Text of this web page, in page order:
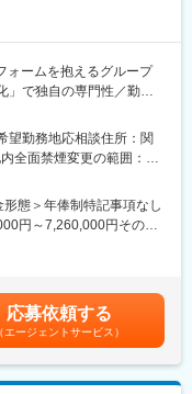
定あり）
指定業者）
重要です。1人のプロジ
名程度であり、相談事
長期的な視点での相談も
価に基いた明確な評価制
うための充実した教育体
現場力を培うことに比重
育にも使用されておりま
ォームを抱えるグループ
」で独自の専門性／勤務
業を展開する当社にて、
のMR活動に従事いただき
オンコロジー領域専門研
、ｍｙMR君）等特徴的な
望勤務地応相談住所：関
全面禁煙変更の範囲：会
態＞年俸制特記事項なし
円～7,260,000円その他
俸＋MR手当＋手当＋社
俸＋MR手当＋手当＋社宅
貸与 （プロジェクトによ
、選考を通じて上下する
当を含めた表記です。
応募依頼する
（エージェントサービス）